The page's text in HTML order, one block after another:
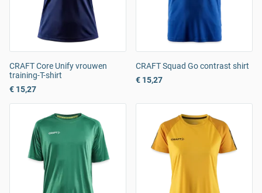
CRAFT Core Unify vrouwen
training-T-shirt
€ 15,27
CRAFT Squad Go contrast shirt
€ 15,27